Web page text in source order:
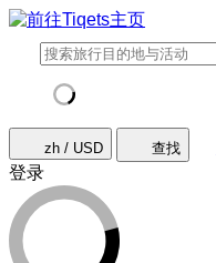
zh / USD 查找
登录